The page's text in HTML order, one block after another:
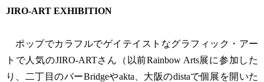
JIRO-ART EXHIBITION
ポップでカラフルでゲイテイストなグラフィック・アー
トで人気のJIRO-ARTさん（以前Rainbow Arts展に参加した
り、二丁目のバーBridgeやakta、大阪のdistaで個展を開いた